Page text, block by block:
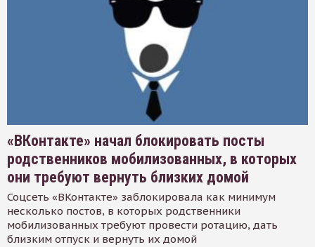
«ВКонтакте» начал блокировать посты
родственников мобилизованных, в которых
они требуют вернуть близких домой
Соцсеть «ВКонтакте» заблокировала как минимум
несколько постов, в которых родственники
мобилизованных требуют провести ротацию, дать
близким отпуск и вернуть их домой